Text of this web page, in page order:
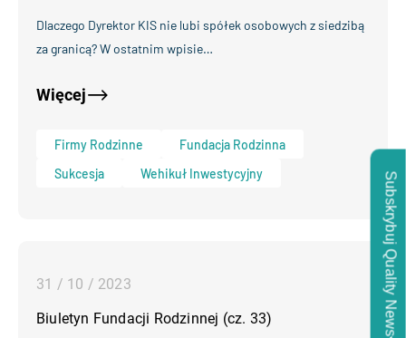
Subskrybuj Quality News
Dlaczego Dyrektor KIS nie lubi spółek osobowych z siedzibą
za granicą? W ostatnim wpisie…
Więcej
Firmy Rodzinne
Fundacja Rodzinna
Sukcesja
Wehikuł Inwestycyjny
31 / 10 / 2023
Biuletyn Fundacji Rodzinnej (cz. 33)